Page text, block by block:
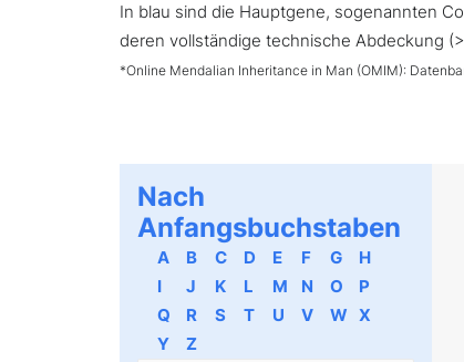
In blau sind die Hauptgene, sogenannten
deren vollständige technische Abdeckung
*Online Mendalian Inheritance in Man (OMIM):
Nach
Anfangsbuchstaben
A B C D E F G
H
I
J K L M N O
P
Q
R S T U V W X
Y
Z